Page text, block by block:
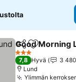
Jaa Lisää
Good Morning
3 Tähtiluokitus
7,8 Hyvä
3
Lund
Ylimmän